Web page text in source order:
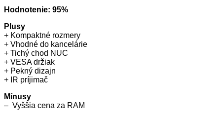
Hodnotenie: 95%
Plusy
+ Kompaktné rozmery
+ Vhodné do kancelárie
+ Tichý chod NUC
+ VESA držiak
+ Pekný dizajn
+ IR príjimač
Mínusy
– Vyššia cena za RAM